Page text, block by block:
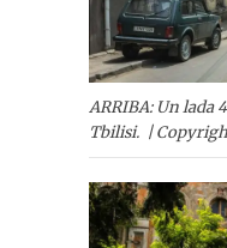
ARRIBA: Un lada
Tbilisi. |